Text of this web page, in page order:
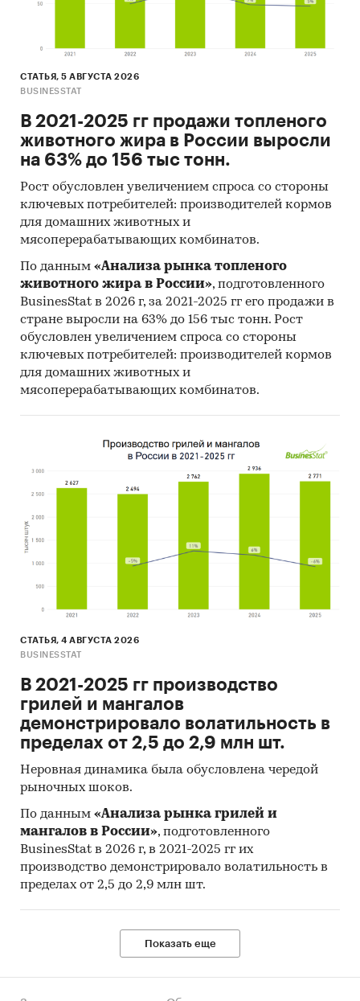
маневровых и промышленных
Составлен прогноз развития рынка тепловозов
импорта, экспорта и объема рынка) на2025-
2029 гг. на основе ретроспективных данных с
поправкой на мнения экспертов,
макроэкономические тренды, изменения в
регулировании отрасли и т.д.
Фактическое количество страниц может
Источник: TK Solutions
Транспорт и логистика
Железнодорожный транспорт
Транспорт и логистика
Железнодорожный
транспорт
СТАТЬЯ, 5 АВГУСТА 2026
BUSINESSTAT
В 2021-2025 гг продажи топленого
животного жира в России выросли
на 63% до 156 тыс тонн.
Рост обусловлен увеличением спроса со стороны
ключевых потребителей: производителей кормов
для домашних животных и
мясоперерабатывающих комбинатов.
По данным «Анализа рынка топленого
животного жира в России», подготовленного
BusinesStat в 2026 г, за 2021-2025 гг его продажи в
стране выросли на 63% до 156 тыс тонн. Рост
обусловлен увеличением спроса со стороны
ключевых потребителей: производителей кормов
для домашних животных и
мясоперерабатывающих комбинатов.
СТАТЬЯ, 4 АВГУСТА 2026
BUSINESSTAT
В 2021-2025 гг производство
грилей и мангалов
демонстрировало волатильность в
пределах от 2,5 до 2,9 млн шт.
Неровная динамика была обусловлена чередой
рыночных шоков.
По данным «Анализа рынка грилей и
мангалов в России», подготовленного
BusinesStat в 2026 г, в 2021-2025 гг их
производство демонстрировало волатильность в
пределах от 2,5 до 2,9 млн шт.
Показать еще